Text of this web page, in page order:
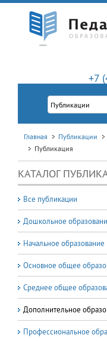
+7
Главная Публикации
Публикация
КАТАЛОГ
Все публикации
Дошкольное
Начальное образование
Основное общее
Среднее общее
Дополнительное
Профессиональное